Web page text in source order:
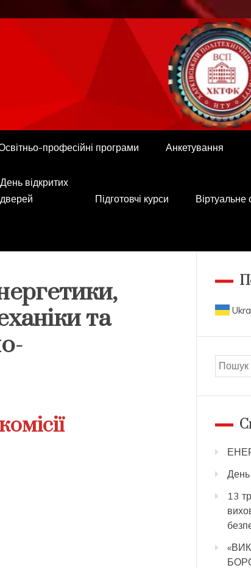
професійні програми Анкетування
День відкритих
дверей
Підготовчі курси Віртуальне
та
Пошук:
13